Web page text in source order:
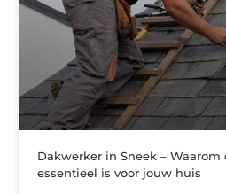
Dakwerker in Sneek –
essentieel is voor jouw huis